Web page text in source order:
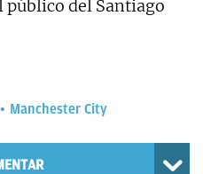
público del Santiago
Manchester City